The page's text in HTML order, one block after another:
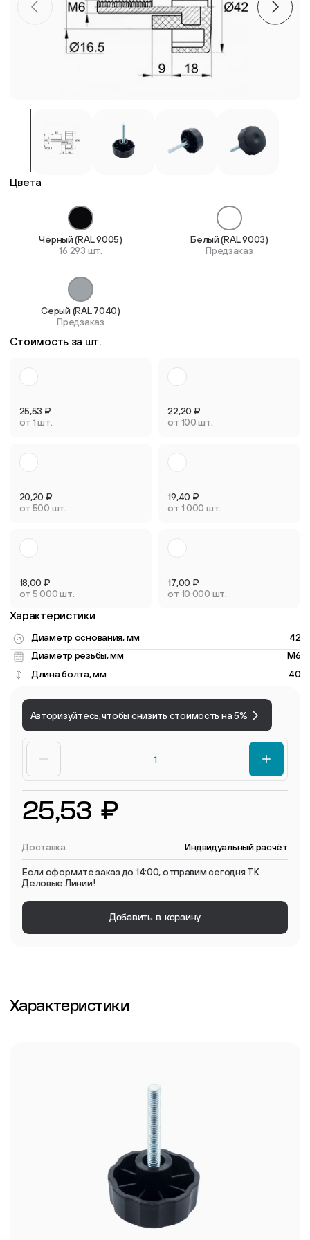
Цвета
Черный (RAL 9005)
16 293 шт.
Белый (RAL 9003)
Предзаказ
Серый (RAL 7040)
Предзаказ
Стоимость за шт.
25,53 ₽
от 1 шт.
22,20 ₽
от 100 шт.
20,20 ₽
от 500 шт.
19,40 ₽
от 1 000 шт.
18,00 ₽
от 5 000 шт.
17,00 ₽
от 10 000 шт.
Характеристики
Диаметр основания, мм
42
Диаметр резьбы, мм
M6
Длина болта, мм
40
Авторизуйтесь, чтобы снизить стоимость на 5%
25,53 ₽
Доставка Индвидуальный расчёт
Если оформите заказ до 14:00, отправим сегодня ТК
Деловые Линии!
Добавить в корзину
Характеристики
Пластиковые столешницы для школьных парт
Комплектующие для мебели
Стулья
Система выравнивания плитки